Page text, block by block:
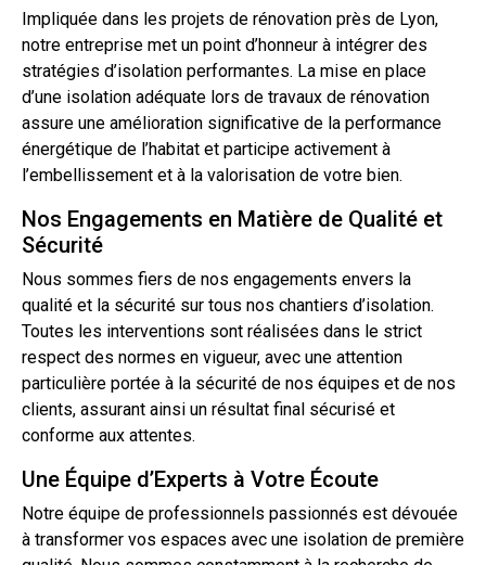
Impliquée dans les projets de rénovation près de Lyon,
notre entreprise met un point d’honneur à intégrer des
stratégies d’isolation performantes. La mise en place
d’une isolation adéquate lors de travaux de rénovation
assure une amélioration significative de la performance
énergétique de l’habitat et participe activement à
l’embellissement et à la valorisation de votre bien.
Nos Engagements en Matière de Qualité et
Sécurité
Nous sommes fiers de nos engagements envers la
qualité et la sécurité sur tous nos chantiers d’isolation.
Toutes les interventions sont réalisées dans le strict
respect des normes en vigueur, avec une attention
particulière portée à la sécurité de nos équipes et de nos
clients, assurant ainsi un résultat final sécurisé et
conforme aux attentes.
Une Équipe d’Experts à Votre Écoute
Notre équipe de professionnels passionnés est dévouée
à transformer vos espaces avec une isolation de première